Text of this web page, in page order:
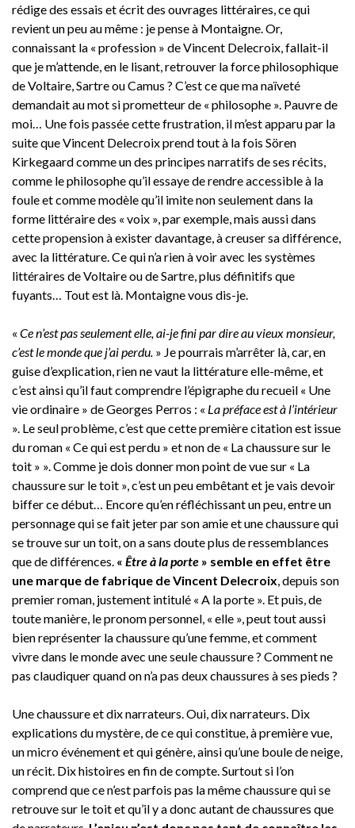
rédige des essais et écrit des ouvrages littéraires, ce qui
revient un peu au même : je pense à Montaigne. Or,
connaissant la « profession » de Vincent Delecroix, fallait-il
que je m’attende, en le lisant, retrouver la force philosophique
de Voltaire, Sartre ou Camus ? C’est ce que ma naïveté
demandait au mot si prometteur de « philosophe ». Pauvre de
moi… Une fois passée cette frustration, il m’est apparu par la
suite que Vincent Delecroix prend tout à la fois Sören
Kirkegaard comme un des principes narratifs de ses récits,
comme le philosophe qu’il essaye de rendre accessible à la
foule et comme modèle qu’il imite non seulement dans la
forme littéraire des « voix », par exemple, mais aussi dans
cette propension à exister davantage, à creuser sa différence,
avec la littérature. Ce qui n’a rien à voir avec les systèmes
littéraires de Voltaire ou de Sartre, plus définitifs que
fuyants… Tout est là. Montaigne vous dis-je.
« Ce n’est pas seulement elle, ai-je fini par dire au vieux monsieur,
c’est le monde que j’ai perdu. » Je pourrais m’arrêter là, car, en
guise d’explication, rien ne vaut la littérature elle-même, et
c’est ainsi qu’il faut comprendre l’épigraphe du recueil « Une
vie ordinaire » de Georges Perros : « La préface est à l’intérieur
». Le seul problème, c’est que cette première citation est issue
du roman « Ce qui est perdu » et non de « La chaussure sur le
toit » ». Comme je dois donner mon point de vue sur « La
chaussure sur le toit », c’est un peu embêtant et je vais devoir
biffer ce début… Encore qu’en réfléchissant un peu, entre un
personnage qui se fait jeter par son amie et une chaussure qui
se trouve sur un toit, on a sans doute plus de ressemblances
que de différences. « Être à la porte » semble en effet être
une marque de fabrique de Vincent Delecroix , depuis son
premier roman, justement intitulé « A la porte ». Et puis, de
toute manière, le pronom personnel, « elle », peut tout aussi
bien représenter la chaussure qu’une femme, et comment
vivre dans le monde avec une seule chaussure ? Comment ne
pas claudiquer quand on n’a pas deux chaussures à ses pieds ?
Une chaussure et dix narrateurs. Oui, dix narrateurs. Dix
explications du mystère, de ce qui constitue, à première vue,
un micro événement et qui génère, ainsi qu’une boule de neige,
un récit. Dix histoires en fin de compte. Surtout si l’on
comprend que ce n’est parfois pas la même chaussure qui se
retrouve sur le toit et qu’il y a donc autant de chaussures que